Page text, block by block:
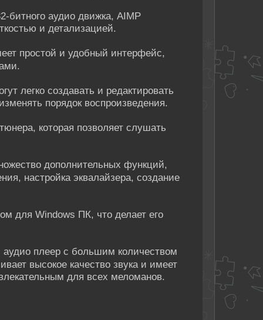
битного аудио движка, AIMP
и детализацией.
простой и удобный интерфейс,
легко создавать и редактировать
порядок воспроизведения.
которая позволяет слушать
дополнительных функций,
настройка эквалайзера, создание
для Windows ПК, что делает его
плеер с большим количеством
высокое качество звука и имеет
для всех меломанов.